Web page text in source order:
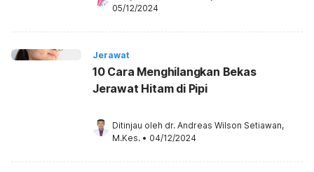
05/12/2024
Jerawat
10 Cara Menghilangkan Bekas
Jerawat Hitam di Pipi
Ditinjau oleh dr. Andreas Wilson Setiawan,
M.Kes. • 04/12/2024